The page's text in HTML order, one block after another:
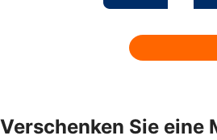
Verschenken Sie eine